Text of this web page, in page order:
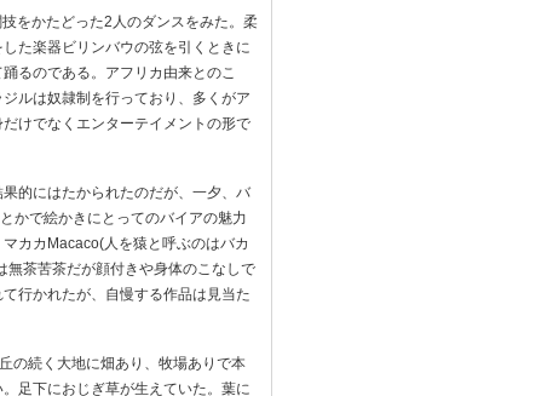
をかたどった2人のダンスをみた。柔
た楽器ビリンバウの弦を引くときに
るのである。アフリカ由来とのこ
ルは奴隷制を行っており、多くがア
けでなくエンターテイメントの形で
的にはたかられたのだが、一夕、バ
かで絵かきにとってのバイアの魅力
カカMacaco(人を猿と呼ぶのはバカ
無茶苦茶だが顔付きや身体のこなしで
行かれたが、自慢する作品は見当た
の続く大地に畑あり、牧場ありで本
足下におじぎ草が生えていた。葉に